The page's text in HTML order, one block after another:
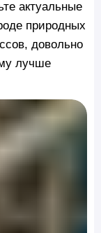
актуальные
природных
довольно
лучше